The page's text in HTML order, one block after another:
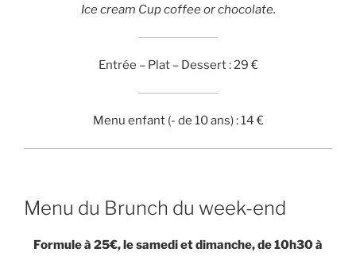
Ice cream Cup coffee or chocolate.
Entrée – Plat – Dessert : 29 €
Menu enfant (- de 10 ans) : 14 €
Menu du Brunch du week-end
Formule à 25€, le samedi et dimanche, de 10h30 à